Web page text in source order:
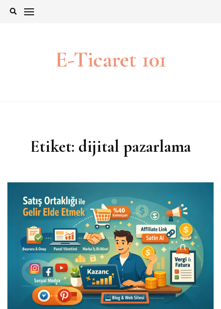
İçeriğe
E-Ticaret 101
Etiket: dijital pazarlama